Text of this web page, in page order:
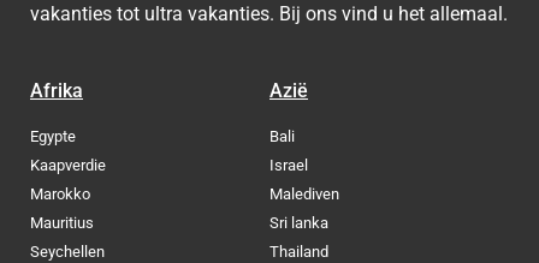
vakanties tot ultra vakanties. Bij ons vind u het allemaal.
Afrika
Egypte
Kaapverdie
Marokko
Mauritius
Seychellen
Azië
Bali
Israel
Malediven
Sri lanka
Thailand